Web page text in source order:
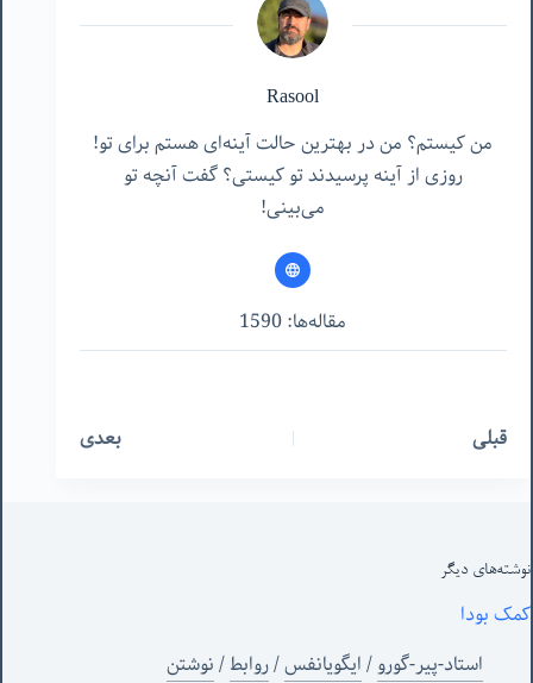
Rasool
من کیستم؟ من در بهترین حالت آینه‌ای هستم برای تو!
روزی از آینه پرسیدند تو کیستی؟ گفت آنچه تو
می‌بینی!
مقاله‌ها: 1590
قبلی بعدی
نوشته‌های‌ دیگر
کمک بودا
استاد-پیر-گورو/ایگویانفس/روابط/نوشتن